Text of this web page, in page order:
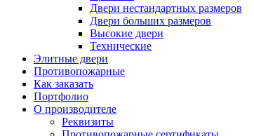
Двери нестандартных размеров
Двери больших размеров
Высокие двери
Технические
Элитные двери
Противопожарные
Как заказать
Портфолио
О производителе
Реквизиты